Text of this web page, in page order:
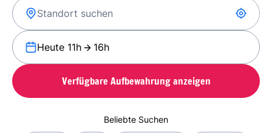
Heute 11h 16h
Verfügbare Aufbewahrung anzeigen
Beliebte Suchen